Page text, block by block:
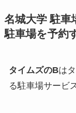
名城大学駐車
駐車場を予約
タイムズのBは
る駐車場サービ